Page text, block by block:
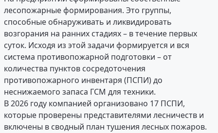
лесопожарные формирования. Это группы,
способные обнаруживать и ликвидировать
возгорания на ранних стадиях – в течение первых
суток. Исходя из этой задачи формируется и вся
система противопожарной подготовки – от
количества пунктов сосредоточения
противопожарного инвентаря (ПСПИ) до
неснижаемого запаса ГСМ для техники.
В 2026 году компанией организовано 17 ПСПИ,
которые проверены представителями лесничеств и
включены в сводный план тушения лесных пожаров.